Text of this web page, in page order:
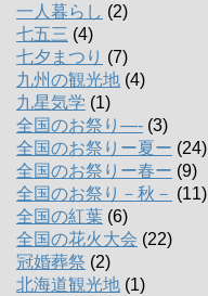
一人暮らし (2)
七五三 (4)
七夕まつり (7)
九州の観光地 (4)
九星気学 (1)
全国のお祭り―- (3)
全国のお祭りー夏ー (24)
全国のお祭りー春ー (9)
全国のお祭り－秋－ (11)
全国の紅葉 (6)
全国の花火大会 (22)
冠婚葬祭 (2)
北海道観光地 (1)